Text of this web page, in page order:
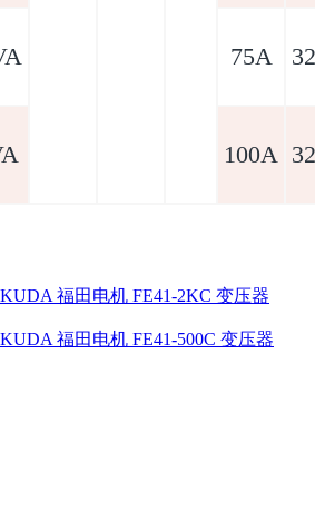
75A
100A
福田电机 FE41-2KC 变压器
福田电机 FE41-500C 变压器